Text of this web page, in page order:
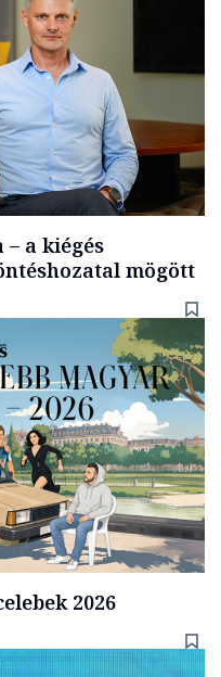
a kiégés
mögött
2026